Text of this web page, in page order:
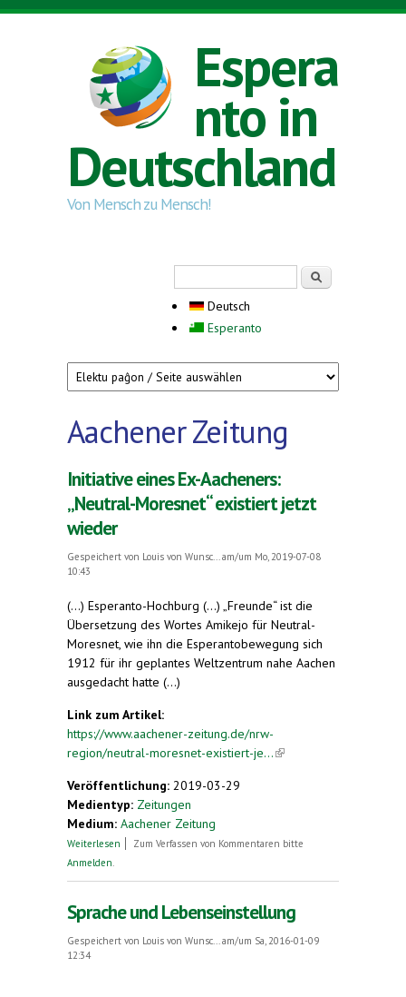
Direkt zum Inhalt
Espera
nto in
Deutschland
Von Mensch zu Mensch!
Deutsch
Esperanto
Aachener Zeitung
Initiative eines Ex-Aacheners:
„Neutral-Moresnet“ existiert jetzt
wieder
Gespeichert von Louis von Wunsc...
am/um Mo, 2019-07-08
10:43
(...) Esperanto-Hochburg (...) „Freunde“ ist die
Übersetzung des Wortes Amikejo für Neutral-
Moresnet, wie ihn die Esperantobewegung sich
1912 für ihr geplantes Weltzentrum nahe Aachen
ausgedacht hatte (...)
Link zum Artikel:
https://www.aachener-zeitung.de/nrw-
region/neutral-moresnet-existiert-je...(link is
Veröffentlichung: 2019-03-29
Medientyp: Zeitungen
Medium: Aachener Zeitung
Weiterlesen über Initiative eines Ex-Aacheners: „Neutral-
Zum Verfassen von Kommentaren bitte
Anmelden
Sprache und Lebenseinstellung
Gespeichert von Louis von Wunsc...
am/um Sa, 2016-01-09
12:34